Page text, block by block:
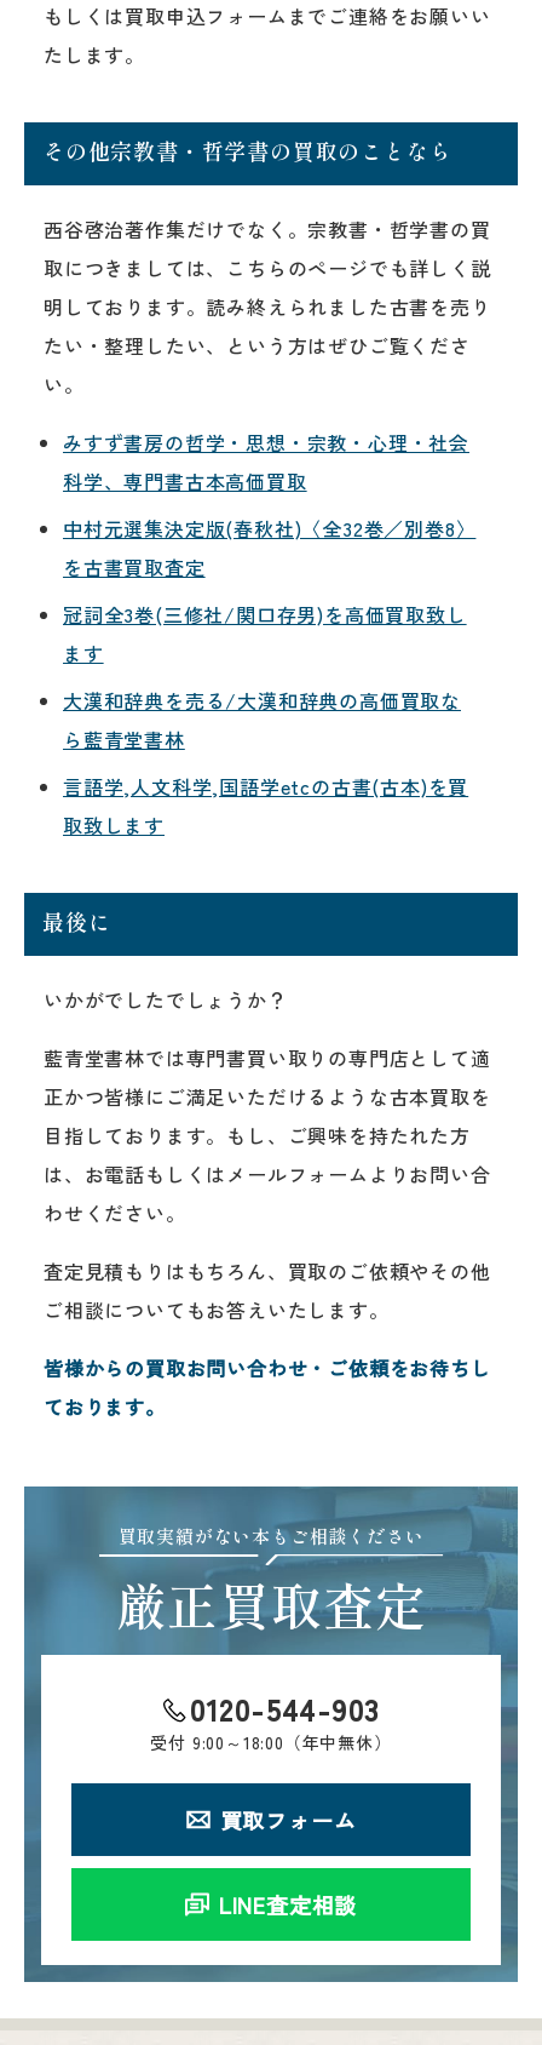
もしくは買取申込フォームまでご連絡をお願いい
たします。
その他宗教書・哲学書の買取のことなら
西谷啓治著作集だけでなく。宗教書・哲学書の買
取につきましては、こちらのページでも詳しく説
明しております。読み終えられました古書を売り
たい・整理したい、という方はぜひご覧くださ
い。
みすず書房の哲学・思想・宗教・心理・社会
科学、専門書古本高価買取
中村元選集決定版(春秋社)〈全32巻／別巻8〉
を古書買取査定
冠詞全3巻(三修社/関口存男)を高価買取致し
ます
大漢和辞典を売る/大漢和辞典の高価買取な
ら藍青堂書林
言語学,人文科学,国語学etcの古書(古本)を買
取致します
最後に
いかがでしたでしょうか？
藍青堂書林では専門書買い取りの専門店として適
正かつ皆様にご満足いただけるような古本買取を
目指しております。もし、ご興味を持たれた方
は、お電話もしくはメールフォームよりお問い合
わせください。
査定見積もりはもちろん、買取のご依頼やその他
ご相談についてもお答えいたします。
皆様からの買取お問い合わせ・ご依頼をお待ちし
ております。
買取実績がない本もご相談ください
厳正買取査定
0120-544-903
受付 9:00～18:00（年中無休）
買取フォーム
LINE査定相談